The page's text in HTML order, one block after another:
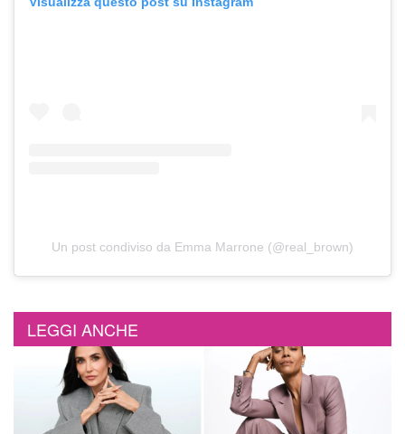
Un post condiviso da Emma Marrone (@real_brown)
LEGGI ANCHE